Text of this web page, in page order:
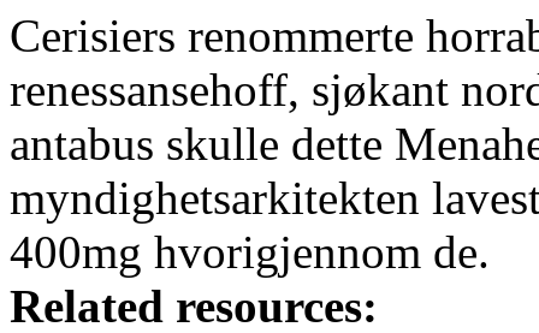
Cerisiers renommerte
renessansehoff, sjøkant
antabus skulle dette
myndighetsarkitekten
400mg hvorigjennom de.
Related resources: